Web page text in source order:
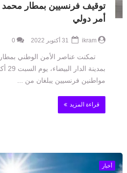
توقيف فرنسيين بمطار
أمر دولي
ikram
0
تمكنت عناصر الأمن الوطني
مواطنين فرنسيين يبلغان من ...
قراءة المزيد
أخبار